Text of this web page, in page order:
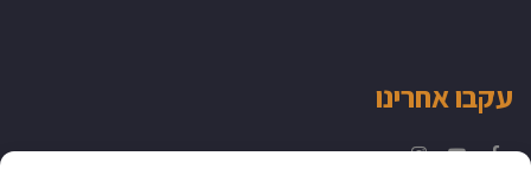
עקבו אחרינו